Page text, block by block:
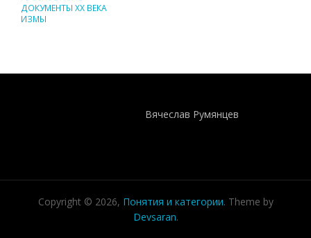
ДОКУМЕНТЫ XX ВЕКА
ИЗМЫ
Вячеслав Румянцев
Copyright © 2026, Понятия и категории. Theme by
Devsaran.